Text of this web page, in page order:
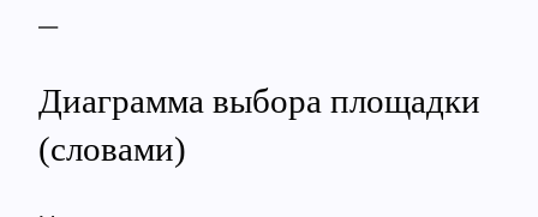
—
Диаграмма выбора площадки
(словами)